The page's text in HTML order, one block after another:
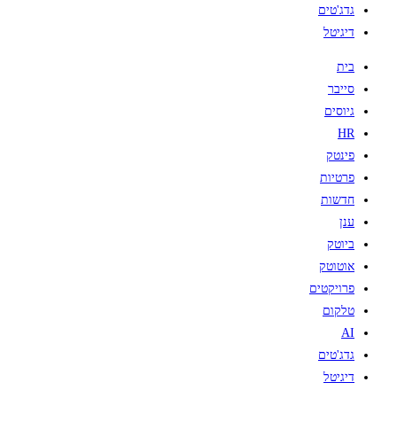
גדג'טים
דיגיטל
בית
סייבר
גיוסים
HR
פינטק
פרטיות
חדשות
ענן
ביוטק
אוטוטק
פרויקטים
טלקום
AI
גדג'טים
דיגיטל